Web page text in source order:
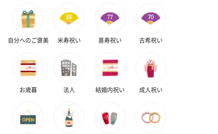
自分へのご褒美 米寿祝い 喜寿祝い 古希祝い
お歳暮 法人 結婚内祝い 成人祝い